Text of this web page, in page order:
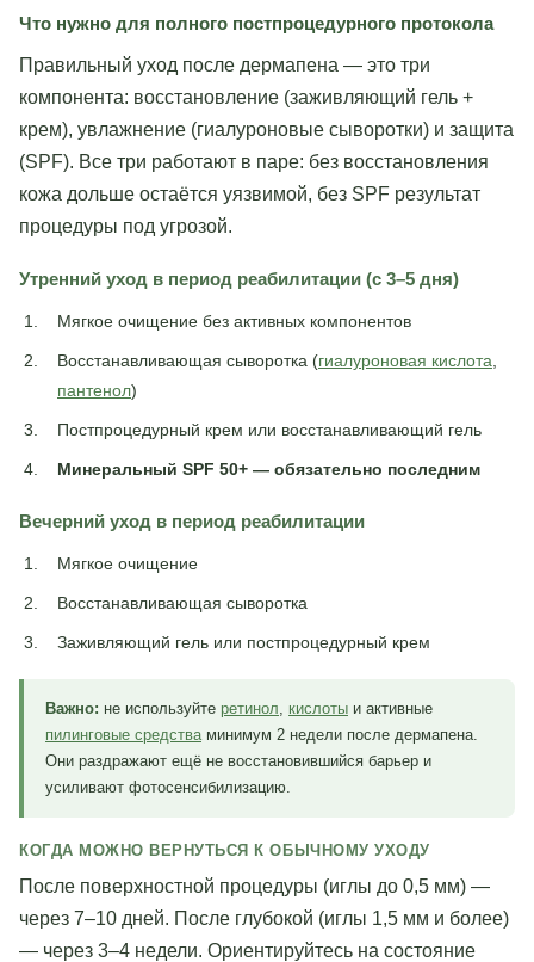
Что нужно для полного постпроцедурного протокола
Правильный уход после дермапена — это три
компонента: восстановление (заживляющий гель +
крем), увлажнение (гиалуроновые сыворотки) и защита
(SPF). Все три работают в паре: без восстановления
кожа дольше остаётся уязвимой, без SPF результат
процедуры под угрозой.
Утренний уход в период реабилитации (с 3–5 дня)
Мягкое очищение без активных компонентов
Восстанавливающая сыворотка (гиалуроновая кислота
пантенол)
Постпроцедурный крем или восстанавливающий гель
Минеральный SPF 50+ — обязательно последним
Вечерний уход в период реабилитации
Мягкое очищение
Восстанавливающая сыворотка
Заживляющий гель или постпроцедурный крем
Важно: не используйте ретинол, кислоты и активные
пилинговые средстваминимум 2 недели после дермапена.
Они раздражают ещё не восстановившийся барьер и
усиливают фотосенсибилизацию.
КОГДА МОЖНО ВЕРНУТЬСЯ К ОБЫЧНОМУ УХОДУ
После поверхностной процедуры (иглы до 0,5 мм) —
через 7–10 дней. После глубокой (иглы 1,5 мм и более)
— через 3–4 недели. Ориентируйтесь на состояние